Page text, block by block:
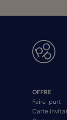
OFFRE
Faire-part
Carte